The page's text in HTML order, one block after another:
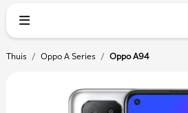
Thuis / Oppo A Series / Oppo A94